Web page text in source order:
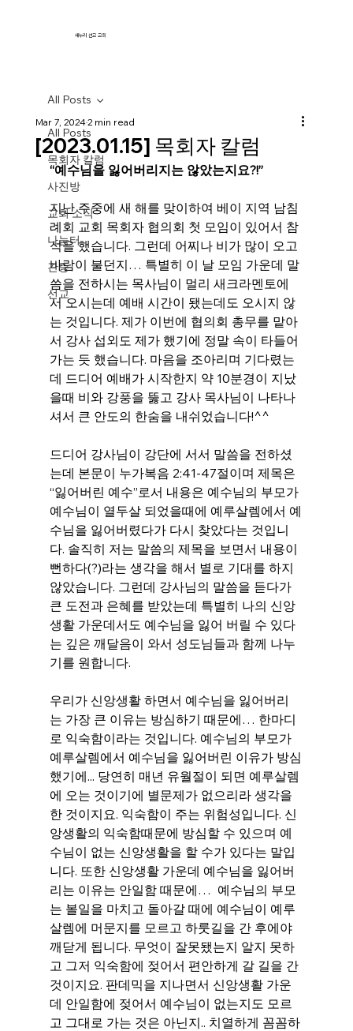
새누리 선교 교회
All Posts
목회자 칼럼
사진방
교회 소식
나눔터
간증
선교
All Posts
[2023.01.15] 목회자 칼럼
Mar 7, 20242 min read
“예수님을 잃어버리지는 않았는지요?!”
지난 주중에 새 해를 맞이하여 베이 지역 남침
례회 교회 목회자 협의회 첫 모임이 있어서 참
석을 했습니다. 그런데 어찌나 비가 많이 오고
바람이 불던지… 특별히 이 날 모임 가운데 말
씀을 전하시는 목사님이 멀리 새크라멘토에
서 오시는데 예배 시간이 됐는데도 오시지 않
는 것입니다. 제가 이번에 협의회 총무를 맡아
서 강사 섭외도 제가 했기에 정말 속이 타들어
가는 듯 했습니다. 마음을 조아리며 기다렸는
데 드디어 예배가 시작한지 약 10분경이 지났
을때 비와 강풍을 뚫고 강사 목사님이 나타나
셔서 큰 안도의 한숨을 내쉬었습니다!^^
드디어 강사님이 강단에 서서 말씀을 전하셨
는데 본문이 누가복음 2:41-47절이며 제목은
“잃어버린 예수”로서 내용은 예수님의 부모가
예수님이 열두살 되었을때에 예루살렘에서 예
수님을 잃어버렸다가 다시 찾았다는 것입니
다. 솔직히 저는 말씀의 제목을 보면서 내용이
뻔하다(?)라는 생각을 해서 별로 기대를 하지
않았습니다. 그런데 강사님의 말씀을 듣다가
큰 도전과 은혜를 받았는데 특별히 나의 신앙
생활 가운데서도 예수님을 잃어 버릴 수 있다
는 깊은 깨달음이 와서 성도님들과 함께 나누
기를 원합니다.
우리가 신앙생활 하면서 예수님을 잃어버리
는 가장 큰 이유는 방심하기 때문에… 한마디
로 익숙함이라는 것입니다. 예수님의 부모가
예루살렘에서 예수님을 잃어버린 이유가 방심
했기에... 당연히 매년 유월절이 되면 예루살렘
에 오는 것이기에 별문제가 없으리라 생각을
한 것이지요. 익숙함이 주는 위험성입니다. 신
앙생활의 익숙함때문에 방심할 수 있으며 예
수님이 없는 신앙생활을 할 수가 있다는 말입
니다. 또한 신앙생활 가운데 예수님을 잃어버
리는 이유는 안일함 때문에…  예수님의 부모
는 볼일을 마치고 돌아갈 때에 예수님이 예루
살렘에 머문지를 모르고 하룻길을 간 후에야
깨닫게 됩니다. 무엇이 잘못됐는지 알지 못하
고 그저 익숙함에 젖어서 편안하게 갈 길을 간
것이지요. 판데믹을 지나면서 신앙생활 가운
데 안일함에 젖어서 예수님이 없는지도 모르
고 그대로 가는 것은 아닌지.. 치열하게 꼼꼼하